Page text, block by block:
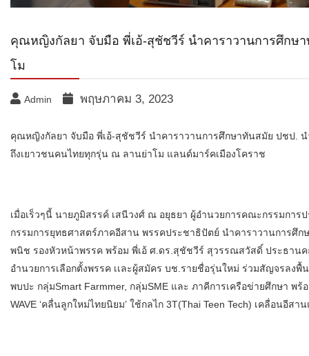
คุณหญิงกัลยา จับมือ พี่เอ้-สุชัชวีร์ นำคาราวานการศึกษ
โม
Admin พฤษภาคม 3, 2023
คุณหญิงกัลยา จับมือ พี่เอ้-สุชัชวีร์ นำคาราวานการศึกษาทันสมัย ปชป. น
ถึงเยาวชนคนไทยทุกรุ่น ณ ลานย่าโม แลนด์มาร์คเมืองโคราช
เมื่อเร็วๆนี้ นายภูมิสรรค์ เสนีวงศ์ ณ อยุธยา ผู้อำนวยการคณะกรรมกา
กรรมการยุทธศาสตร์ภาคอีสาน พรรคประชาธิปัตย์ นำคาราวานการ
พนิช รองหัวหน้าพรรค พร้อม พี่เอ้ ศ.ดร.สุชัชวีร์ สุวรรณสวัสดิ์ ประธา
อำนวยการเลือกตั้งพรรค เเละผู้สมัคร บช.รายชื่อรุ่นใหม่ ร่วมสัญจรล
พบปะ กลุ่มSmart Farmmer, กลุ่มSME และ ภาคีการเครือข่ายศึกษา พ
WAVE ‘คลื่นลูกใหม่ไทยนิยม’ ใช้กลไก 3T(Thai Teen Tech) เคลื่อนอีส